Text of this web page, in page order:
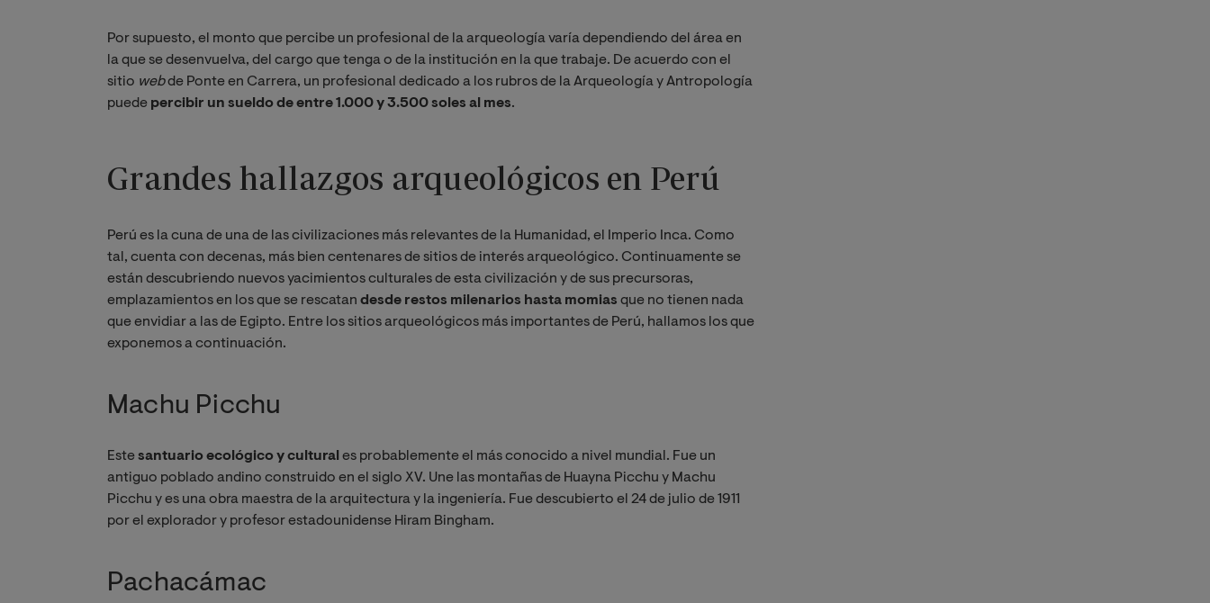
Por supuesto, el monto que percibe un profesional de la arqueología varía dependiendo del área en
la que se desenvuelva, del cargo que tenga o de la institución en la que trabaje. De acuerdo con el
sitio web de Ponte en Carrera, un profesional dedicado a los rubros de la Arqueología y Antropología
puede percibir un sueldo de entre 1.000 y 3.500 soles al mes.
Grandes hallazgos arqueológicos en Perú
Perú es la cuna de una de las civilizaciones más relevantes de la Humanidad, el Imperio Inca. Como
tal, cuenta con decenas, más bien centenares de sitios de interés arqueológico. Continuamente se
están descubriendo nuevos yacimientos culturales de esta civilización y de sus precursoras,
emplazamientos en los que se rescatan desde restos milenarios hasta momias que no tienen nada
que envidiar a las de Egipto. Entre los sitios arqueológicos más importantes de Perú, hallamos los que
exponemos a continuación.
Machu Picchu
Estesantuario ecológico y cultural es probablemente el más conocido a nivel mundial. Fue un
antiguo poblado andino construido en el siglo XV. Une las montañas de Huayna Picchu y Machu
Picchu y es una obra maestra de la arquitectura y la ingeniería. Fue descubierto el 24 de julio de 1911
por el explorador y profesor estadounidense Hiram Bingham.
Pachacámac